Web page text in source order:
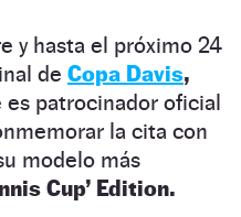
y hasta el próximo 24
de Copa Davis,
patrocinador oficial
la cita con
modelo más
Cup’ Edition.